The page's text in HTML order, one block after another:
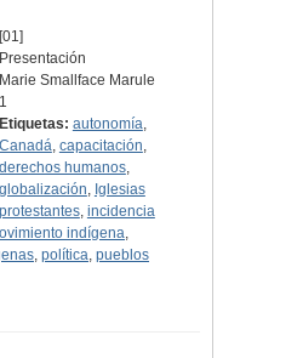
[01]
Presentación
Marie Smallface Marule
1
Etiquetas: autonomía,
Canadá, capacitación,
derechos humanos,
globalización, Iglesias
protestantes, incidencia
indígena,
, política, pueblos